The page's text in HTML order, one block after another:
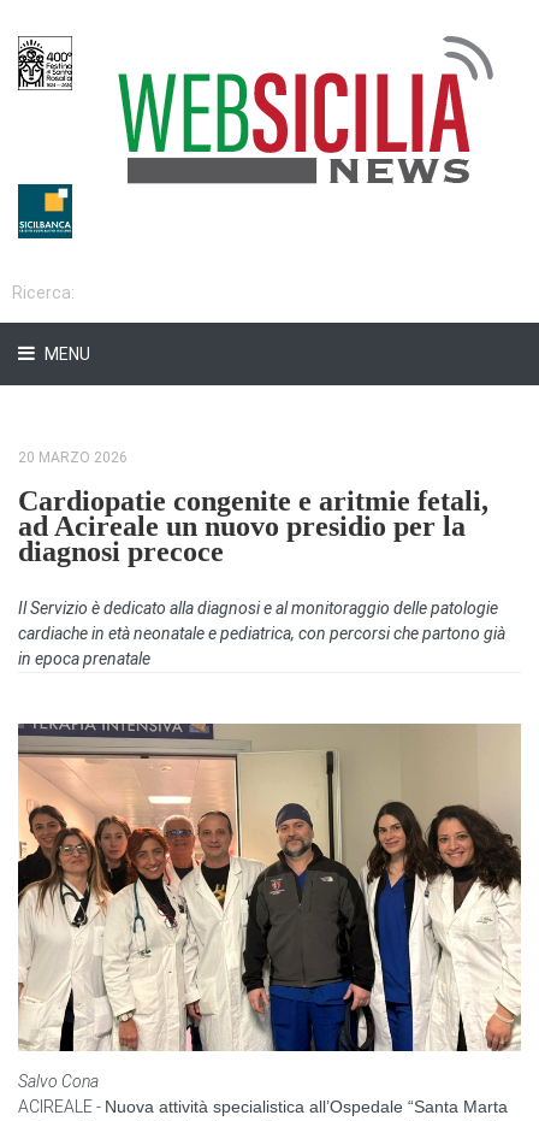
MENU
20 MARZO 2026
Cardiopatie congenite e aritmie fetali,
ad Acireale un nuovo presidio per la
diagnosi precoce
Il Servizio è dedicato alla diagnosi e al monitoraggio delle patologie
cardiache in età neonatale e pediatrica, con percorsi che partono già
in epoca prenatale
Salvo Cona
ACIREALE - Nuova attività specialistica all’Ospedale “Santa Marta